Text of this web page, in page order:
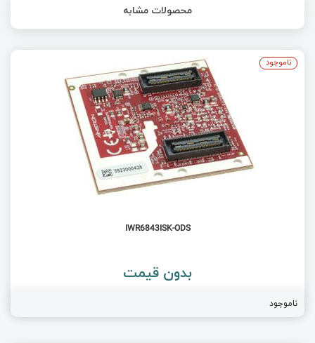
محصولات مشابه
IWR6843ISK-ODS
بدون قیمت
ناموجود
ناموجود